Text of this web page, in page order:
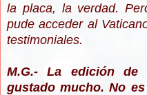
la placa, la verdad.
pude acceder al
testimoniales.
M.G.- La edición
gustado mucho. No